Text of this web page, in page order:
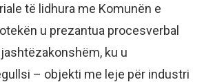
të lidhura me Komunën e
u prezantua procesverbal
ku u
– objekti me leje për industri